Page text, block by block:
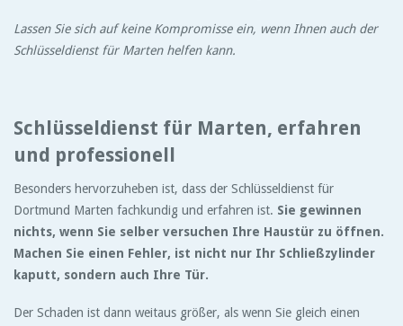
Lassen Sie sich auf keine Kompromisse ein, wenn Ihnen auch der
Schlüsseldienst für Marten helfen kann.
Schlüsseldienst für Marten, erfahren
und professionell
Besonders hervorzuheben ist, dass der Schlüsseldienst für
Dortmund Marten fachkundig und erfahren ist. Sie gewinnen
nichts, wenn Sie selber versuchen Ihre Haustür zu öffnen.
Machen Sie einen Fehler, ist nicht nur Ihr Schließzylinder
kaputt, sondern auch Ihre Tür.
Der Schaden ist dann weitaus größer, als wenn Sie gleich einen